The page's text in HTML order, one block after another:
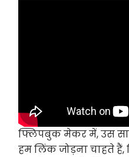
फ्लिपबुक मेकर में, उस
हम लिंक जोड़ना चाहते हैं,